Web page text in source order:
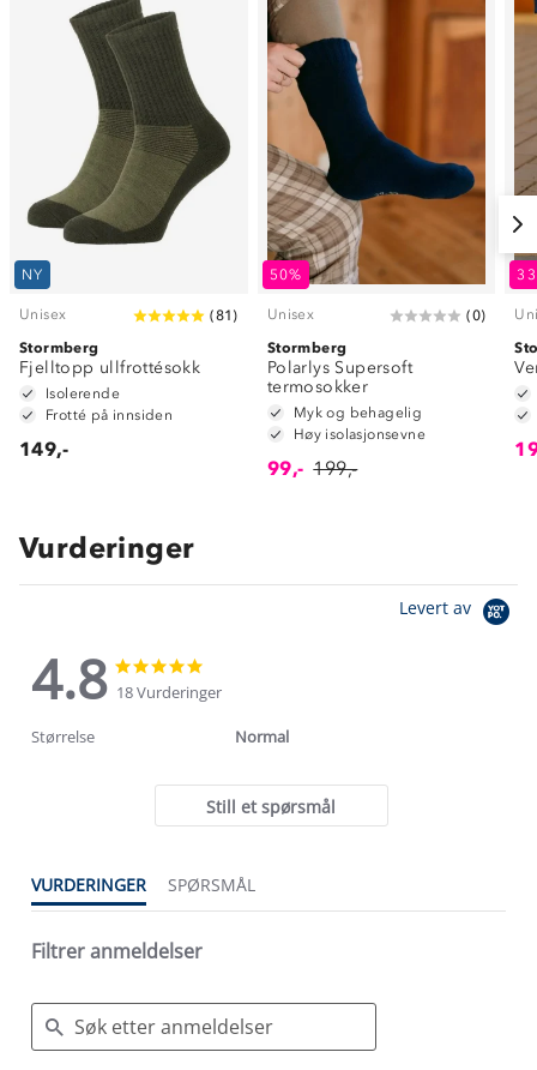
NY
Unisex (81 )
Stormberg
Fjelltopp ullfrottésokk
Isolerende
Frotté på innsiden
149,-
50%
Unisex (0)
Stormberg
Polarlys Supersoft
termosokker
Myk og behagelig
Høy isolasjonsevne
99,- 199,-
Vurderinger
Levert av
4.8
4.8
star
rating
star
rating
18 Vurderinger
Størrelse Normal
Still et spørsmål
VURDERINGER SPØRSMÅL
Filtrer anmeldelser